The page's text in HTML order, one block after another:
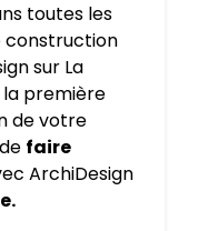
toutes les
construction
sur La
première
de votre
faire
ArchiDesign